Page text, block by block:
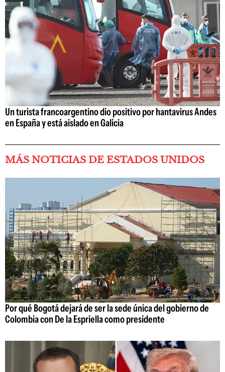
Un turista francoargentino dio positivo por hantavirus Andes
en España y está aislado en Galicia
MÁS NOTICIAS DE ESTADOS UNIDOS
Por qué Bogotá dejará de ser la sede única del gobierno de
Colombia con De la Espriella como presidente